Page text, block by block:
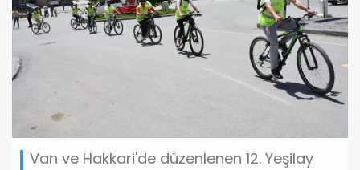
Van ve Hakkari'de düzenlenen 12. Yeşilay